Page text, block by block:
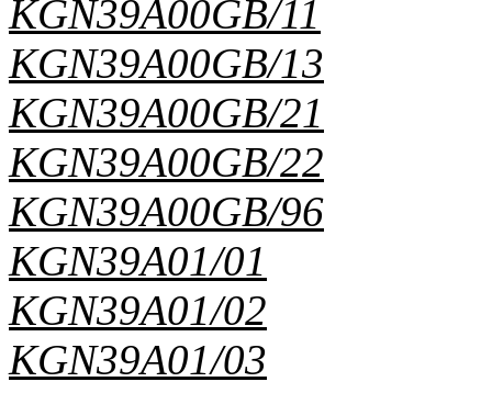
KGN39A00GB/11
KGN39A00GB/13
KGN39A00GB/21
KGN39A00GB/22
KGN39A00GB/96
KGN39A01/01
KGN39A01/02
KGN39A01/03